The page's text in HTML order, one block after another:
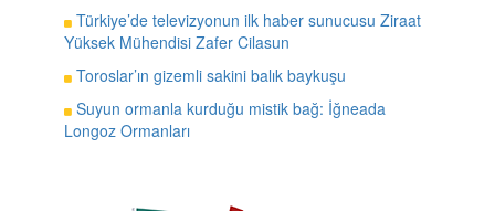
Türkiye’de televizyonun ilk haber sunucusu Ziraat
Yüksek Mühendisi Zafer Cilasun
Toroslar’ın gizemli sakini balık baykuşu
Suyun ormanla kurduğu mistik bağ: İğneada
Longoz Ormanları